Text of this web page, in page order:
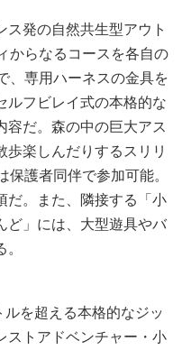
発の自然共生型アウト
からなるコースを各自の
、専用ハーネスの金具を
ルフビレイ式の本格的な
容だ。森の中の巨大アス
楽しんだりするスリリ
護者同伴で参加可能。
だ。また、隣接する「小
ど」には、大型遊具やバ
を超える本格的なジッ
ストアドベンチャー・小